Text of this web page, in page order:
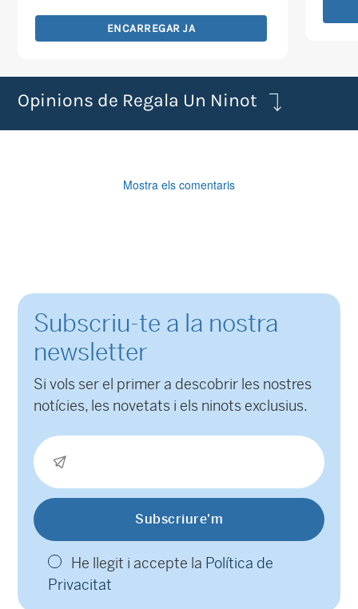
ENCARREGAR JA
Opinions de Regala Un Ninot
Mostra els comentaris
Subscriu-te a la nostra
newsletter
Si vols ser el primer a descobrir les nostres
notícies, les novetats i els ninots exclusius.
He llegit i accepte la Política de
Privacitat